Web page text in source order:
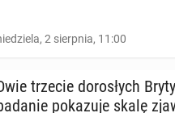
2 sierpnia, 11:00
trzecie do­ro­słych
po­ka­zu­je skalę